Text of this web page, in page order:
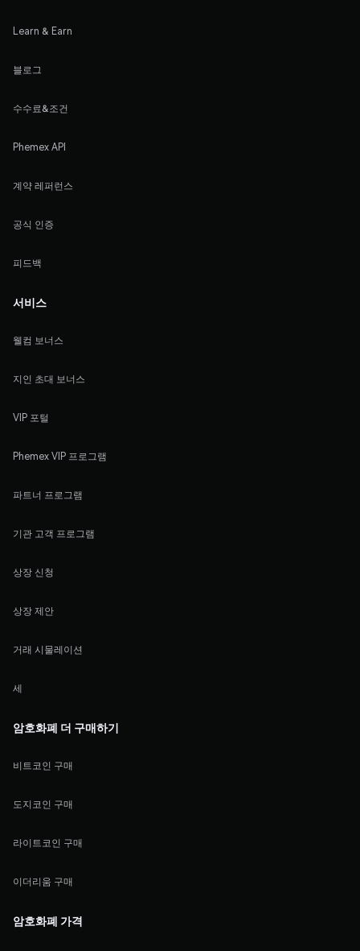
Learn & Earn
블로그
수수료&조건
Phemex API
계약 레퍼런스
공식 인증
피드백
서비스
웰컴 보너스
지인 초대 보너스
VIP 포털
Phemex VIP 프로그램
파트너 프로그램
기관 고객 프로그램
상장 신청
상장 제안
거래 시물레이션
세
암호화폐 더 구매하기
비트코인 구매
도지코인 구매
라이트코인 구매
이더리움 구매
암호화폐 가격